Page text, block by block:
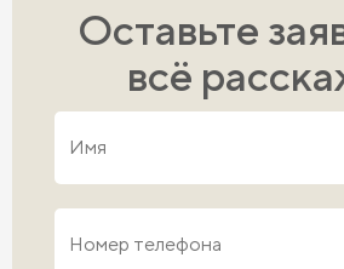
Оставьте
всё